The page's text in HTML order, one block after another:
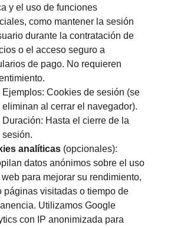
y el uso de funciones
como mantener la sesión
durante la contratación de
o el acceso seguro a
de pago. No requieren
Ejemplos: Cookies de sesión (se
eliminan al cerrar el navegador).
Duración: Hasta el cierre de la
sesión.
analíticas (opcionales):
datos anónimos sobre el uso
para mejorar su rendimiento,
páginas visitadas o tiempo de
Utilizamos Google
con IP anonimizada para